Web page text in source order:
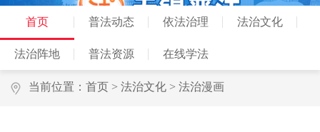
首页 普法动态 依法治理 法治文化
法治阵地 普法资源 在线学法
当前位置： 首页 > 法治文化 > 法治漫画